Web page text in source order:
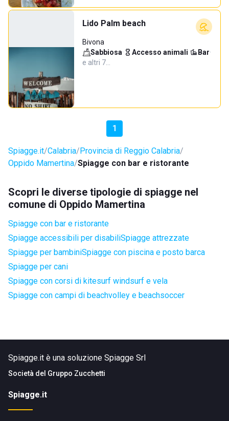
Lido Palm beach
Bivona
Sabbiosa· Accesso animali· Bar·
e altri 7…
1
Spiagge.it Calabria Provincia di Reggio Calabria
Oppido Mamertina Spiagge con bar e ristorante
Scopri le diverse tipologie di spiagge nel
comune di Oppido Mamertina
Spiagge con bar e ristorante
Spiagge accessibili per disabiliSpiagge attrezzate
Spiagge per bambiniSpiagge con piscina e posto barca
Spiagge per cani
Spiagge con corsi di kitesurf windsurf e vela
Spiagge con campi di beachvolley e beachsoccer
Spiagge.it è una soluzione Spiagge Srl
Società del Gruppo Zucchetti
Spiagge.it